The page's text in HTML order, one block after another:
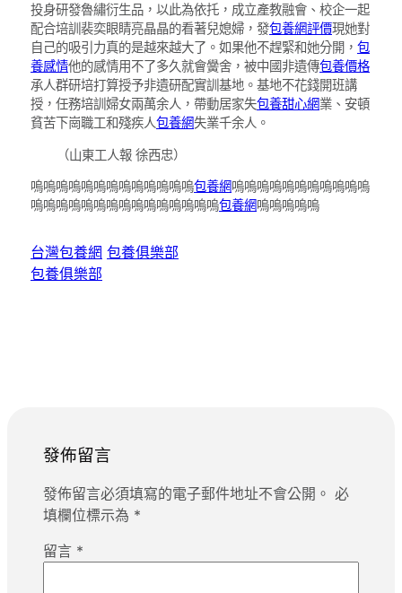
投身研發魯繡衍生品，以此為依托，成立產教融會、校企一起
配合培訓裴奕眼睛亮晶晶的看著兒媳婦，發包養網評價現她對
自己的吸引力真的是越來越大了。如果他不趕緊和她分開， 包
養感情他的感情用不了多久就會黌舍，被中國非遺傳包養價格
承人群研培打算授予非遺研配實訓基地。基地不花錢開班講
授，任務培訓婦女兩萬余人，帶動居家失包養甜心網業、安頓
貧苦下崗職工和殘疾人包養網失業千余人。
（山東工人報 徐西忠）
嗚嗚嗚嗚嗚嗚嗚嗚嗚嗚嗚嗚嗚包養網嗚嗚嗚嗚嗚嗚嗚嗚嗚嗚嗚
嗚嗚嗚嗚嗚嗚嗚嗚嗚嗚嗚嗚嗚嗚嗚包養網嗚嗚嗚嗚嗚
台灣包養網 包養俱樂部
包養俱樂部
發佈留言
發佈留言必須填寫的電子郵件地址不會公開。 必
填欄位標示為 *
留言 *